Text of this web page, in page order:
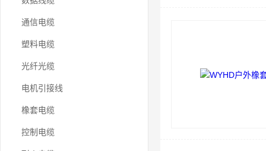
通信电缆
塑料电缆
光纤光缆
电机引接线
橡套电缆
控制电缆